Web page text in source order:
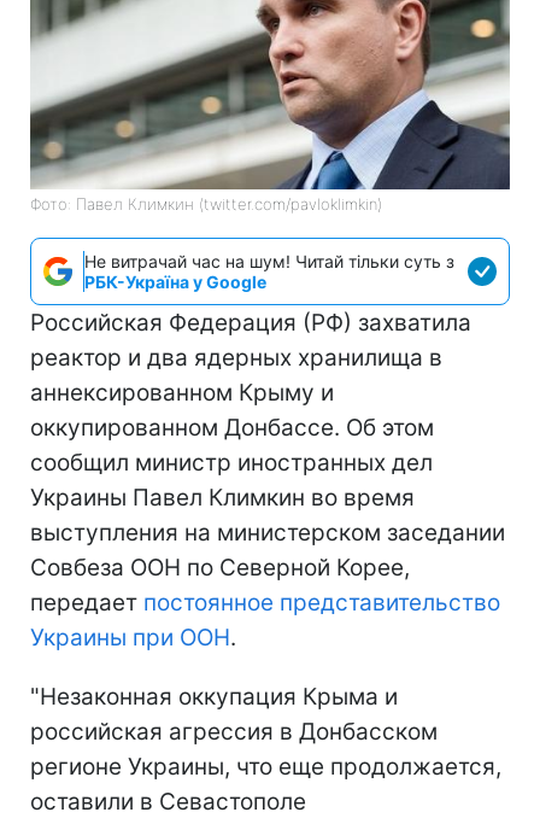
Фото: Павел Климкин (twitter.com/pavloklimkin)
Не витрачай час на шум! Читай тільки суть з
РБК-Україна у Google
Российская Федерация (РФ) захватила
реактор и два ядерных хранилища в
аннексированном Крыму и
оккупированном Донбассе. Об этом
сообщил министр иностранных дел
Украины Павел Климкин во время
выступления на министерском заседании
Совбеза ООН по Северной Корее,
передает постоянное представительство
Украины при ООН.
"Незаконная оккупация Крыма и
российская агрессия в Донбасском
регионе Украины, что еще продолжается,
оставили в Севастополе